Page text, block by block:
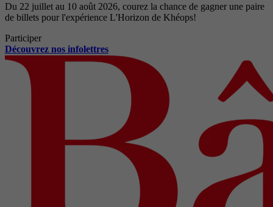
Du 22 juillet au 10 août 2026, courez la chance de gagner une paire
de billets pour l'expérience L'Horizon de Khéops!
Participer
Découvrez nos infolettres